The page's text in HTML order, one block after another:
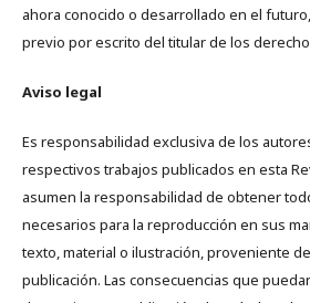
ahora conocido o desarrollado en el
previo por escrito del titular de los
Aviso legal
Es responsabilidad exclusiva de los
respectivos trabajos publicados en esta
asumen la responsabilidad de obtener
necesarios para la reproducción en sus
texto, material o ilustración, proveniente
publicación. Las consecuencias que